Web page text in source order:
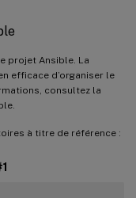
projet Ansible. La
efficace d’organiser le
consultez la
à titre de référence :